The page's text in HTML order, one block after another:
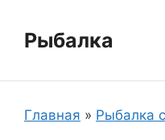
содержимому
Рыбалка
Главная » Рыбалка